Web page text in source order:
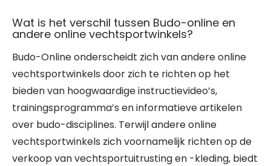
Wat is het verschil tussen Budo-online en
andere online vechtsportwinkels?
Budo-Online onderscheidt zich van andere online
vechtsportwinkels door zich te richten op het
bieden van hoogwaardige instructievideo’s,
trainingsprogramma’s en informatieve artikelen
over budo-disciplines. Terwijl andere online
vechtsportwinkels zich voornamelijk richten op de
verkoop van vechtsportuitrusting en -kleding, biedt